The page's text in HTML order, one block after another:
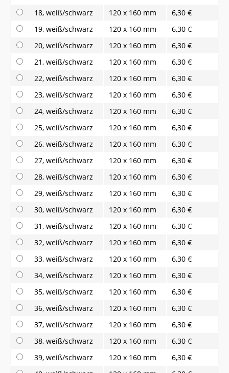
18, weiß/schwarz
120 x 160 mm
6,30 €
19, weiß/schwarz
120 x 160 mm
6,30 €
20, weiß/schwarz
120 x 160 mm
6,30 €
21, weiß/schwarz
120 x 160 mm
6,30 €
22, weiß/schwarz
120 x 160 mm
6,30 €
23, weiß/schwarz
120 x 160 mm
6,30 €
24, weiß/schwarz
120 x 160 mm
6,30 €
25, weiß/schwarz
120 x 160 mm
6,30 €
26, weiß/schwarz
120 x 160 mm
6,30 €
27, weiß/schwarz
120 x 160 mm
6,30 €
28, weiß/schwarz
120 x 160 mm
6,30 €
29, weiß/schwarz
120 x 160 mm
6,30 €
30, weiß/schwarz
120 x 160 mm
6,30 €
31, weiß/schwarz
120 x 160 mm
6,30 €
32, weiß/schwarz
120 x 160 mm
6,30 €
33, weiß/schwarz
120 x 160 mm
6,30 €
34, weiß/schwarz
120 x 160 mm
6,30 €
35, weiß/schwarz
120 x 160 mm
6,30 €
36, weiß/schwarz
120 x 160 mm
6,30 €
37, weiß/schwarz
120 x 160 mm
6,30 €
38, weiß/schwarz
120 x 160 mm
6,30 €
39, weiß/schwarz
120 x 160 mm
6,30 €